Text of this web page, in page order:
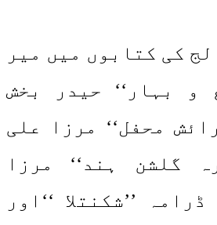
کی کتابوں میں میر
و بہار‘‘ حیدر بخش
محفل‘‘ مرزا علی
گلشن ہند‘‘ مرزا
’’شکنتلا ‘‘اور